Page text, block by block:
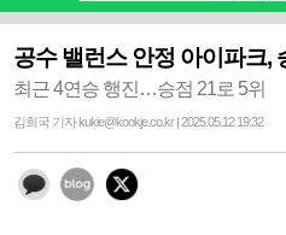
공수 밸런스 안정 아이파크,
최근 4연승 행진…승점 21로 5위
김희국 기자 kukie@kookje.co.kr | 2025.05.12 19:32